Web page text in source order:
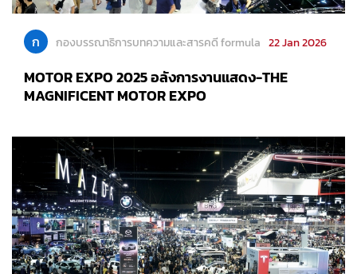
ก กองบรรณาธิการบทความและสารคดี formula 22 Jan 2026
MOTOR EXPO 2025 อลังการงานแสดง-THE
MAGNIFICENT MOTOR EXPO